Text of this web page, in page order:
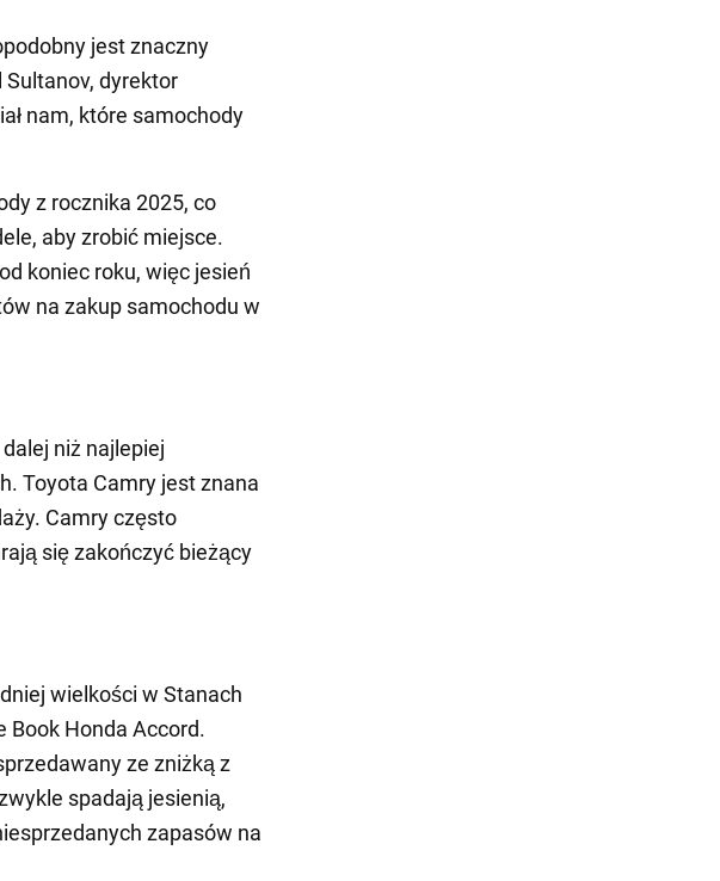
jest znaczny
dyrektor
nam, które samochody
z rocznika 2025, co
aby zrobić miejsce.
koniec roku, więc jesień
na zakup samochodu w
niż najlepiej
Toyota Camry jest znana
Camry często
się zakończyć bieżący
wielkości w Stanach
Book Honda Accord.
ze zniżką z
spadają jesienią,
zapasów na